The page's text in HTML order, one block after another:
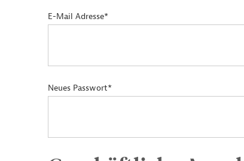
E-Mail Adresse*
Neues Passwort*